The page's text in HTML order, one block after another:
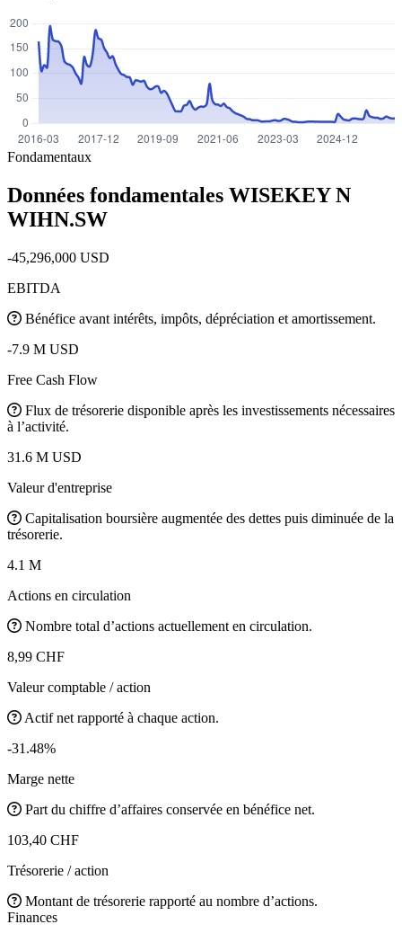
Fondamentaux
Données fondamentales WISEKEY N
WIHN.SW
-45,296,000 USD
EBITDA
Bénéfice avant intérêts, impôts, dépréciation et amortissement.
-7.9 M USD
Free Cash Flow
Flux de trésorerie disponible après les investissements nécessaires
à l’activité.
31.6 M USD
Valeur d'entreprise
Capitalisation boursière augmentée des dettes puis diminuée de la
trésorerie.
4.1 M
Actions en circulation
Nombre total d’actions actuellement en circulation.
8,99 CHF
Valeur comptable / action
Actif net rapporté à chaque action.
-31.48%
Marge nette
Part du chiffre d’affaires conservée en bénéfice net.
103,40 CHF
Trésorerie / action
Montant de trésorerie rapporté au nombre d’actions.
Finances